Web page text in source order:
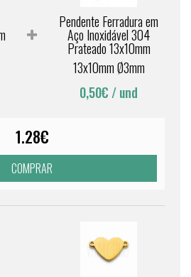
Pendente Ferradura em
Aço Inoxidável 304
Prateado 13x10mm
13x10mm Ø3mm
0,50€ / und
1.28€
COMPRAR